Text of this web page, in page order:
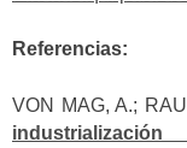
Referencias:
VON MAG, A.;